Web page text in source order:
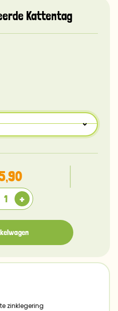
Kattentag
+
zinklegering